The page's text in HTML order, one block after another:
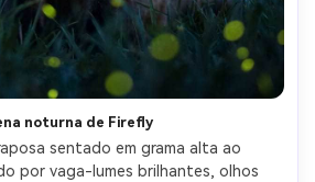
noturna de Firefly
sentado em grama alta ao
por vaga-lumes brilhantes, olhos